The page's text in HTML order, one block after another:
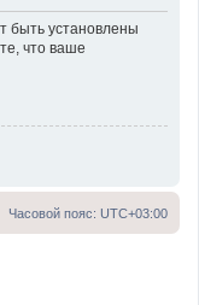
быть установлены
что ваше
Часовой пояс: UTC+03:00